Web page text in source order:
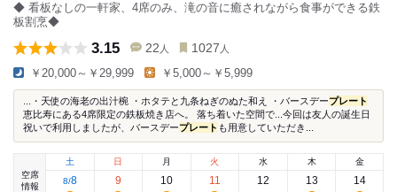
◆ 看板なしの一軒家、4席のみ、滝の音に癒されながら食事ができる鉄
板割烹◆
3.15 22 人 1027 人
￥20,000～￥29,999 ￥5,000～￥5,999
...・天使の海老の出汁椀 ・ホタテと九条ねぎのぬた和え ・バースデープレート
恵比寿にある4席限定の鉄板焼き店へ。 落ち着いた空間で...今回は友人の誕生日
祝いで利用しましたが、バースデープレート も用意していただき...
空席
情報
土
8/8
日
9
月
10
火
11
水
12
木
13
金
14